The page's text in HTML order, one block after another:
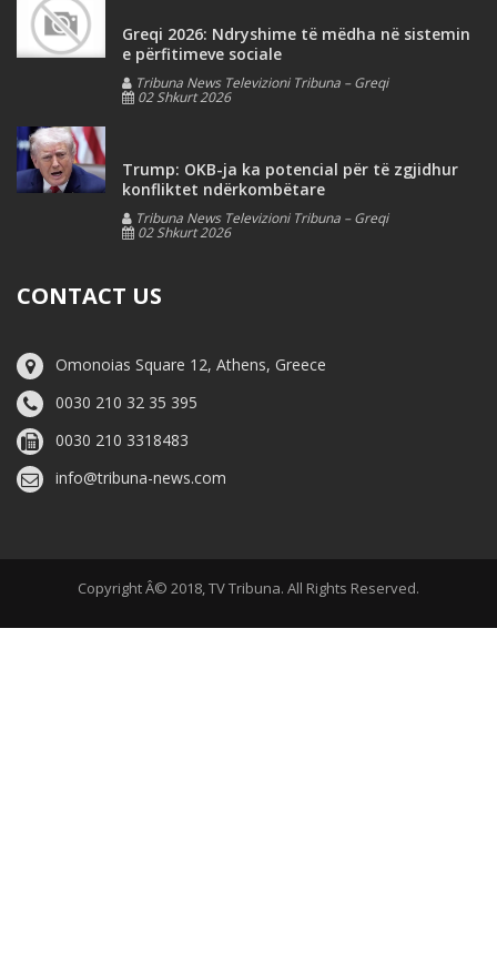
Greqi 2026: Ndryshime të mëdha në sistemin
e përfitimeve sociale
Tribuna News Televizioni Tribuna – Greqi
02 Shkurt 2026
Trump: OKB-ja ka potencial për të zgjidhur
konfliktet ndërkombëtare
Tribuna News Televizioni Tribuna – Greqi
02 Shkurt 2026
CONTACT US
Omonoias Square 12, Athens, Greece
0030 210 32 35 395
0030 210 3318483
info@tribuna-news.com
Copyright Â© 2018, TV Tribuna. All Rights Reserved.